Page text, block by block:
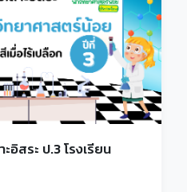
อิสระ ป.3 โรงเรียน